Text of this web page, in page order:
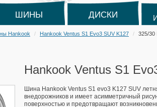
ШИНЫ ДИСКИ
Hankook Hankook Ventus S1 Evo3 SUV K127 325/30
Hankook Ventus S1
Шина Hankook Ventus S1 evo3 K127 SUV
внедорожников и имеет асимметричный
поверхностью и предотвращают